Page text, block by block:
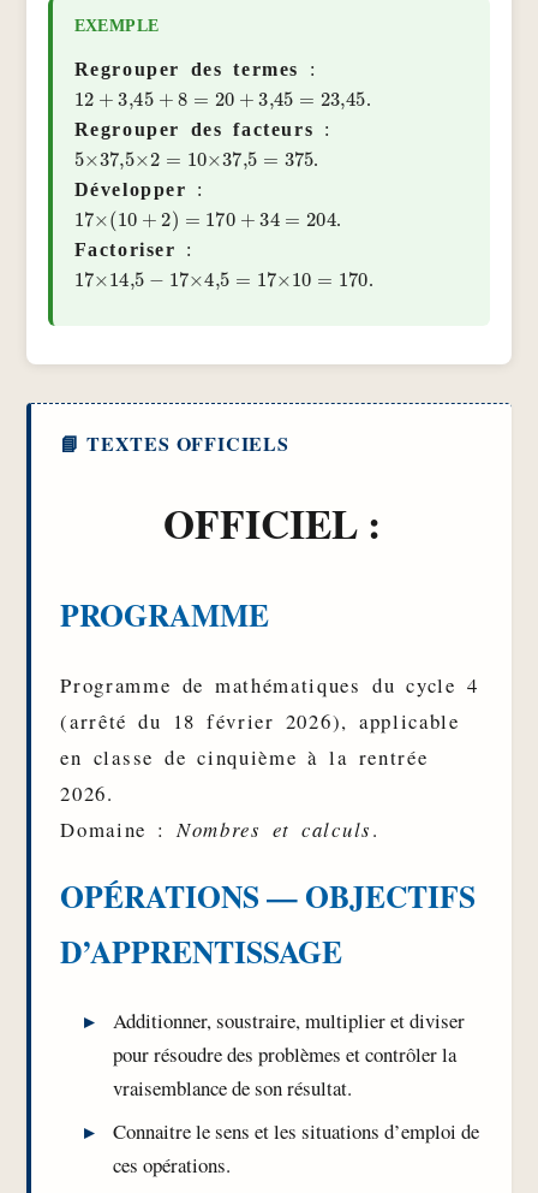
Regrouper des termes :
12 + 3 45 + 8= 20+ 3 45= 23,45
.
Regrouper des facteurs :
5 37 ,5 × 10 ×37, 375.
Développer :
17 ×(10 + 2) 170 + 34= 204 .
Factoriser :
17 ×14, −17 ×4, 17 ×10 170.
OFFICIEL :
PROGRAMME
Programme de mathématiques du cycle 4
(arrêté du 18 février 2026), applicable
en classe de cinquième à la rentrée
2026.
Domaine :Nombres et calculs.
OPÉRATIONS — OBJECTIFS
D’APPRENTISSAGE
Additionner, soustraire, multiplier et diviser
pour résoudre des problèmes et contrôler la
vraisemblance de son résultat.
Connaitre le sens et les situations d’emploi de
ces opérations.